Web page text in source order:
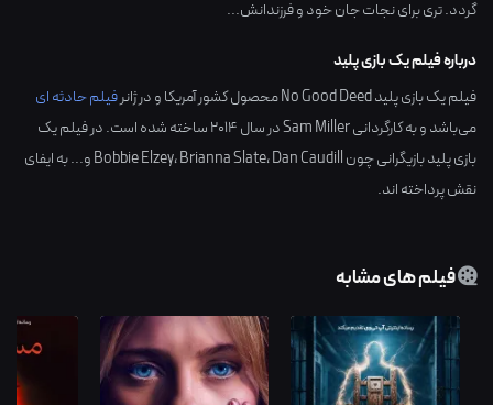
گردد. تری برای نجات جان خود و فرزندانش...
درباره فیلم یک بازی پلید
فیلم یک بازی پلید No Good Deed محصول کشور آمریکاو در ژانرفیلم حادثه ای
می‌باشد و به کارگردانیSam Millerدر سال2014ساخته شده است. در فیلم یک
بازی پلید بازیگرانی چون
Bobbie Elzey،Brianna Slate،Dan Caudill
و... به ایفای
نقش پرداخته اند.
فیلم های مشابه